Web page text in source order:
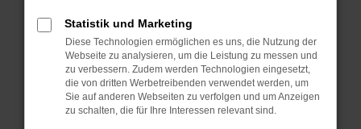
können das Laden bestimmter Seiten
verhindern. Funktioniert die Seite in einem
anderen Browser oder in einem privaten
Fenster?
Starte dein Gerät neu.
Statistik und Marketing
Diese Technologien ermöglichen es uns, die Nutzung der
Webseite zu analysieren, um die Leistung zu messen und
zu verbessern. Zudem werden Technologien eingesetzt,
die von dritten Werbetreibenden verwendet werden, um
Sie auf anderen Webseiten zu verfolgen und um Anzeigen
zu schalten, die für Ihre Interessen relevant sind.